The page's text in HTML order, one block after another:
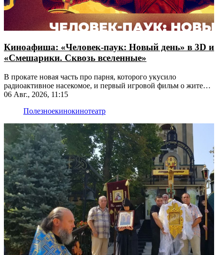
Киноафиша: «Человек-паук: Новый день» в 3D и
«Смешарики. Сквозь вселенные»
В прокате новая часть про парня, которого укусило
радиоактивное насекомое, и первый игровой фильм о жителях
Ромашковой долины
06 Авг., 2026, 11:15
Полезноекинокинотеатр